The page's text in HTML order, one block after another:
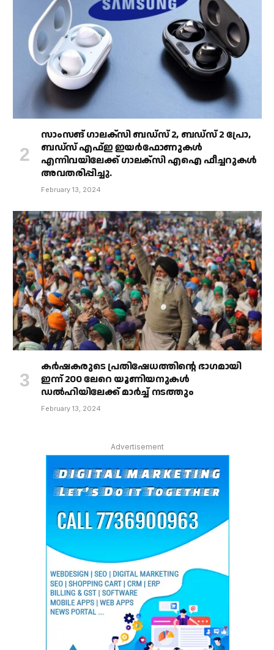
സാംസങ് ഗാലക്‌സി ബഡ്‌സ് 2, ബഡ്‌സ് 2 പ്രോ,
ബഡ്‌സ് എഫ്ഇ ഇയർഫോണുകൾ
എന്നിവയിലേക്ക് ഗാലക്‌സി എഐ ഫീച്ചറുകൾ
അവതരിപ്പിച്ചു.
February 13, 2024
കർഷകരുടെ പ്രതിഷേധത്തിൻ്റെ ഭാഗമായി
ഇന്ന് 200 ലേറെ യൂണിയനുകൾ
ഡൽഹിയിലേക്ക് മാർച്ച് നടത്തും
February 13, 2024
Advertisement